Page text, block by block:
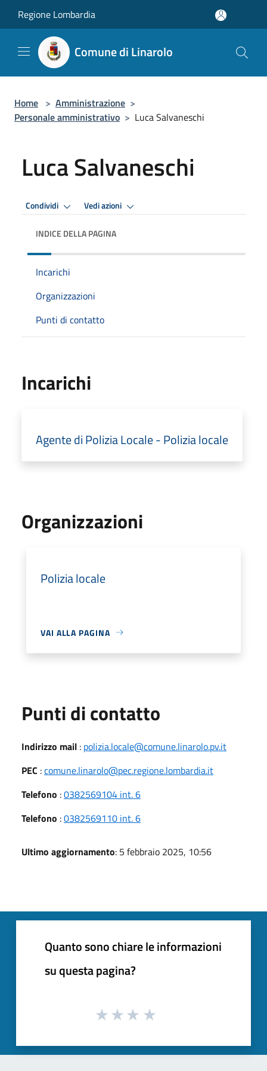
Regione Lombardia
Comune di Linarolo
Home > Amministrazione >
Personale amministrativo > Luca Salvaneschi
Luca Salvaneschi
Condividi Vedi azioni
INDICE DELLA PAGINA
Incarichi
Organizzazioni
Punti di contatto
Incarichi
Agente di Polizia Locale - Polizia locale
Organizzazioni
Polizia locale
VAI ALLA PAGINA
Punti di contatto
Indirizzo mail : polizia.locale@comune.linarolo.pv.it
PEC :comune.linarolo@pec.regione.lombardia.it
Telefono :0382569104 int. 6
Telefono :0382569110 int. 6
Ultimo aggiornamento: 5 febbraio 2025, 10:56
Quanto sono chiare le informazioni
su questa pagina?